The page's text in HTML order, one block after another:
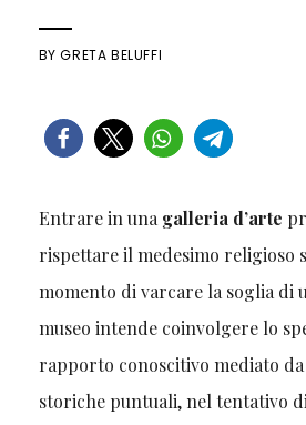
BYGRETA BELUFFI
Entrare in una galleria d’arte
rispettare il medesimo religioso
momento di varcare la soglia di
museo intende coinvolgere lo
rapporto conoscitivo mediato
storiche puntuali, nel tentativo